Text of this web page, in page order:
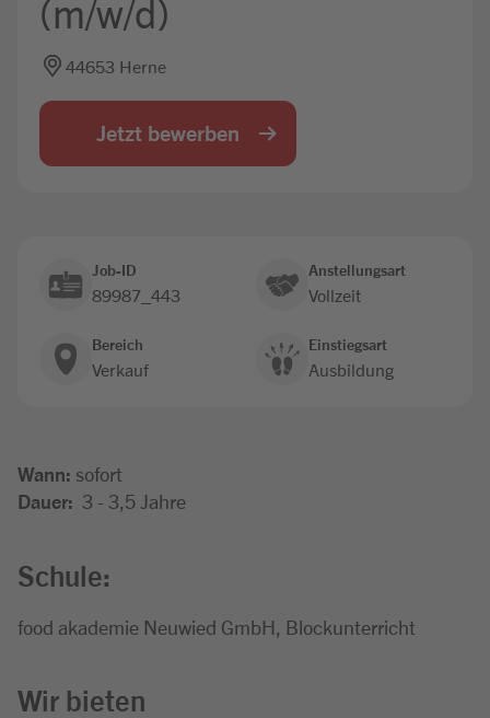
(m/w/d)
44653 Herne
Jetzt bewerben
Job-ID
89987_443
Anstellungsart
Vollzeit
Bereich
Verkauf
Einstiegsart
Ausbildung
Wann: sofort
Dauer: 3 - 3,5 Jahre
Schule:
food akademie Neuwied GmbH, Blockunterricht
Wir bieten